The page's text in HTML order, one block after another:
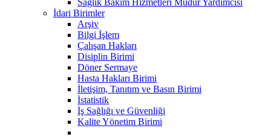
İdari Birimler
Arşiv
Bilgi İşlem
Çalışan Hakları
Disiplin Birimi
Döner Sermaye
Hasta Hakları Birimi
İletişim, Tanıtım ve Basın Birimi
İstatistik
İş Sağlığı ve Güvenliği
Kalite Yönetim Birimi